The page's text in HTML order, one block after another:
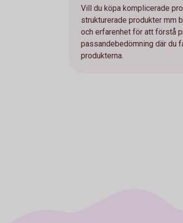
Vill du köpa komplicerade
strukturerade produkter mm
och erfarenhet för att förstå
passandebedömning där du
produkterna.